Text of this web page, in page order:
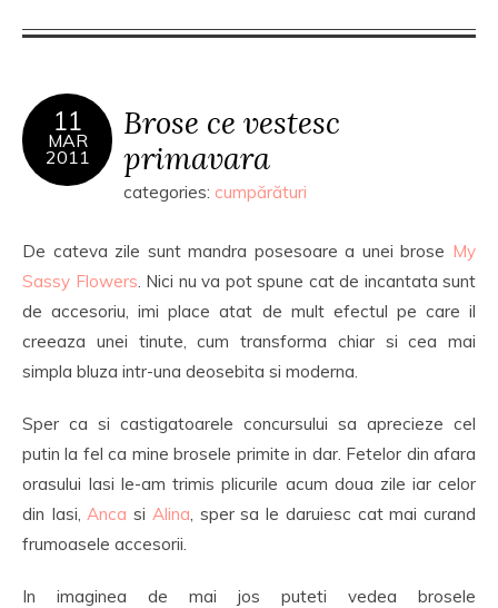
11
MAR
2011
Brose ce vestesc
primavara
categories: cumpărături
De cateva zile sunt mandra posesoare a unei brose My
Sassy Flowers. Nici nu va pot spune cat de incantata sunt
de accesoriu, imi place atat de mult efectul pe care il
creeaza unei tinute, cum transforma chiar si cea mai
simpla bluza intr-una deosebita si moderna.
Sper ca si castigatoarele concursului sa aprecieze cel
putin la fel ca mine brosele primite in dar. Fetelor din afara
orasului Iasi le-am trimis plicurile acum doua zile iar celor
din Iasi,Anca si Alina, sper sa le daruiesc cat mai curand
frumoasele accesorii.
In imaginea de mai jos puteti vedea brosele